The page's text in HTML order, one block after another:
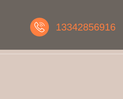
13342856916